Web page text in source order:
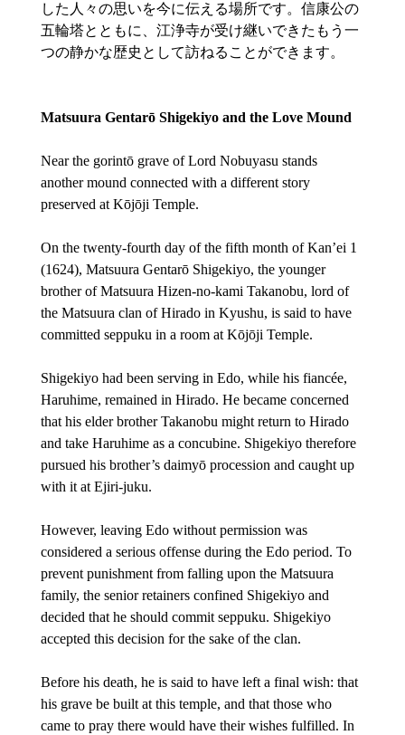
した人々の思いを今に伝える場所です。信康公の
五輪塔とともに、江浄寺が受け継いできたもう一
つの静かな歴史として訪ねることができます。
Matsuura Gentarō Shigekiyo and the Love Mound
Near the gorintō grave of Lord Nobuyasu stands
another mound connected with a different story
preserved at Kōjōji Temple.
On the twenty-fourth day of the fifth month of Kan’ei 1
(1624), Matsuura Gentarō Shigekiyo, the younger
brother of Matsuura Hizen-no-kami Takanobu, lord of
the Matsuura clan of Hirado in Kyushu, is said to have
committed seppuku in a room at Kōjōji Temple.
Shigekiyo had been serving in Edo, while his fiancée,
Haruhime, remained in Hirado. He became concerned
that his elder brother Takanobu might return to Hirado
and take Haruhime as a concubine. Shigekiyo therefore
pursued his brother’s daimyō procession and caught up
with it at Ejiri-juku.
However, leaving Edo without permission was
considered a serious offense during the Edo period. To
prevent punishment from falling upon the Matsuura
family, the senior retainers confined Shigekiyo and
decided that he should commit seppuku. Shigekiyo
accepted this decision for the sake of the clan.
Before his death, he is said to have left a final wish: that
his grave be built at this temple, and that those who
came to pray there would have their wishes fulfilled. In